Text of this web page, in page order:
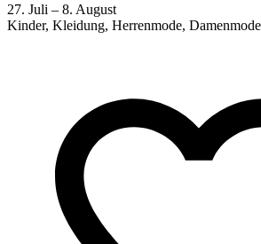
27. Juli – 8. August
Kinder, Kleidung, Herrenmode,